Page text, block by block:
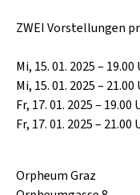
ZWEI Vorstellungen
Mi, 15. 01. 2025 – 19.00
Mi, 15. 01. 2025 – 21.00
Fr, 17. 01. 2025 – 19.00
Fr, 17. 01. 2025 – 21.00
Orpheum Graz